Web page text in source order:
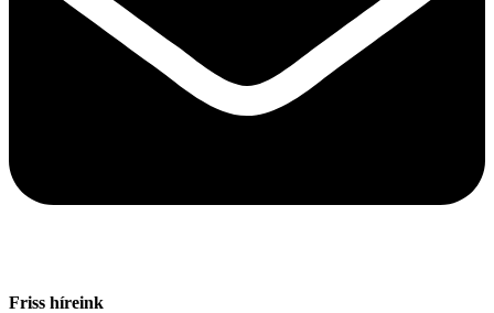
Friss híreink